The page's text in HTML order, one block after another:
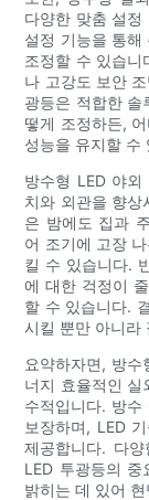
다양한 맞춤 설정
설정 기능을 통해
조정할 수 있습니
나 고강도 보안
광등은 적합한 솔
떻게 조정하든,
성능을 유지할 수
방수형 LED 야
치와 외관을 향상
은 밤에도 집과
어 조기에 고장
킬 수 있습니다.
에 대한 걱정이
할 수 있습니다.
시킬 뿐만 아니라
요약하자면, 방수
너지 효율적인 실
수적입니다. 방
보장하며, LED
제공합니다. 다
LED 투광등의 중
밝히는 데 있어